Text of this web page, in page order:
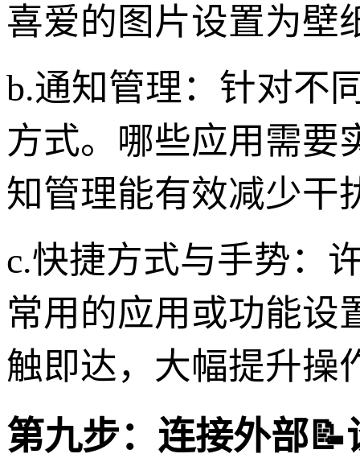
喜爱的图片设置为壁
b.通知管理：针对不
方式。哪些应用需要
知管理能有效减少干
c.快捷方式与手势：
常用的应用或功能设
触即达，大幅提升操
第九步：连接外部